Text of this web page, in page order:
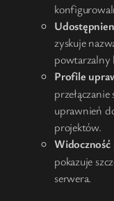
zyskuje
powtarzalny
Profile
uprawnień
projektów.
Widoczność
pokazuje
serwera.